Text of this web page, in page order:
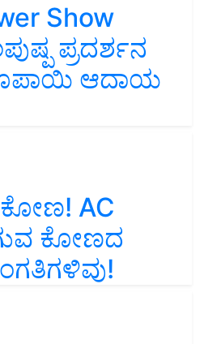
Show
ಪ್ರದರ್ಶನ
ಆದಾಯ
AC
ಕೋಣದ